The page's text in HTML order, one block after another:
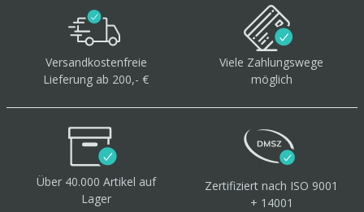
Versandkostenfreie
Lieferung ab 200,- €
Viele Zahlungswege
möglich
Über 40.000 Artikel auf
Lager
Zertifiziert nach ISO 9001
+ 14001